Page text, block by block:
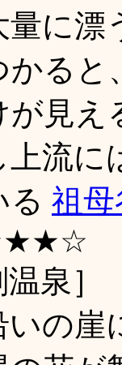
量に漂
かると
見え
上流に
る 祖母
温泉］
いの崖